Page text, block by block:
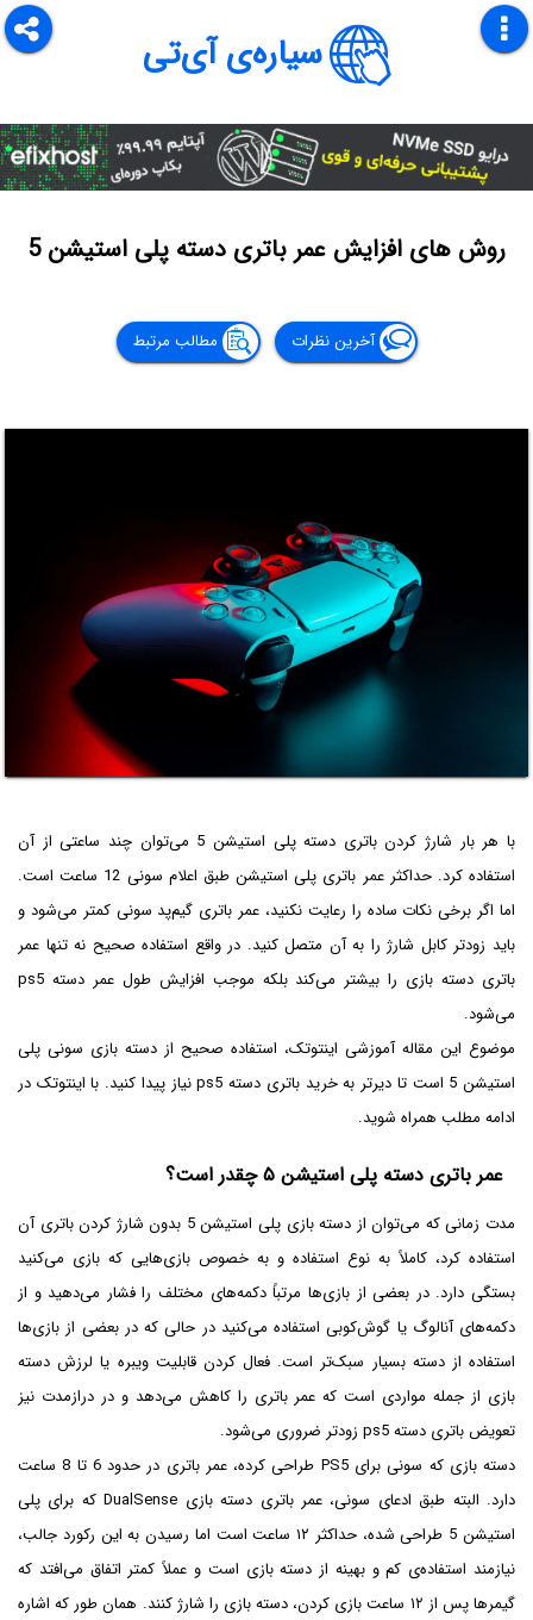
سیاره‌ی آی‌تی
روش های افزایش عمر باتری دسته پلی استیشن 5
آخرین نظرات مطالب مرتبط
با هر بار شارژ کردن باتری دسته پلی استیشن 5 می‌توان چند ساعتی از آن
استفاده کرد. حداکثر عمر باتری پلی استیشن طبق اعلام سونی 12 ساعت است.
اما اگر برخی نکات ساده را رعایت نکنید، عمر باتری گیم‌پد سونی کمتر می‌شود و
باید زودتر کابل شارژ را به آن متصل کنید. در واقع استفاده صحیح نه تنها عمر
باتری دسته بازی را بیشتر می‌کند بلکه موجب افزایش طول عمر دسته ps5
می‌شود.
موضوع این مقاله آموزشی اینتوتک، استفاده صحیح از دسته بازی سونی پلی
استیشن 5 است تا دیرتر به خرید باتری دسته ps5 نیاز پیدا کنید. با اینتوتک در
ادامه مطلب همراه شوید.
عمر باتری دسته پلی استیشن ۵ چقدر است؟
مدت زمانی که می‌توان از دسته بازی پلی استیشن 5 بدون شارژ کردن باتری آن
استفاده کرد، کاملاً به نوع استفاده و به خصوص بازی‌هایی که بازی می‌کنید
بستگی دارد. در بعضی از بازی‌ها مرتباً دکمه‌های مختلف را فشار می‌دهید و از
دکمه‌های آنالوگ یا گوش‌کوبی استفاده می‌کنید در حالی که در بعضی از بازی‌ها
استفاده از دسته بسیار سبک‌تر است. فعال کردن قابلیت ویبره یا لرزش دسته
بازی از جمله مواردی است که عمر باتری را کاهش می‌دهد و در درازمدت نیز
تعویض باتری دسته ps5 زودتر ضروری می‌شود.
دسته بازی که سونی برای PS5 طراحی کرده، عمر باتری در حدود 6 تا 8 ساعت
دارد. البته طبق ادعای سونی، عمر باتری دسته بازی DualSense که برای پلی
استیشن 5 طراحی شده، حداکثر ۱۲ ساعت است اما رسیدن به این رکورد جالب،
نیازمند استفاده‌ی کم و بهینه از دسته بازی است و عملاً کمتر اتفاق می‌افتد که
گیمرها پس از ۱۲ ساعت بازی کردن، دسته بازی را شارژ کنند. همان طور که اشاره